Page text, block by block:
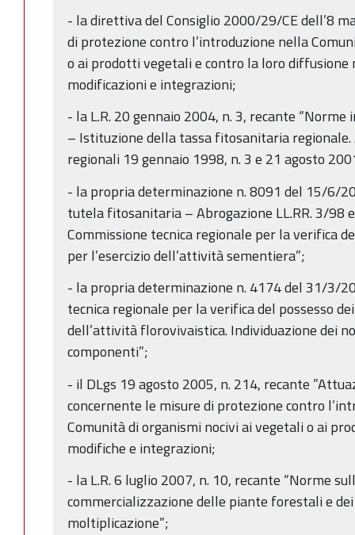
- la direttiva del Consiglio 2000/29/CE dell’8
di protezione contro l’introduzione nella
o ai prodotti vegetali e contro la loro diffusione
modificazioni e integrazioni;
- la L.R. 20 gennaio 2004, n. 3, recante
– Istituzione della tassa fitosanitaria regionale.
regionali 19 gennaio 1998, n. 3 e 21 agosto
- la propria determinazione n. 8091 del 15/6/
tutela fitosanitaria – Abrogazione LL.RR. 3/98
Commissione tecnica regionale per la verifica
per l’esercizio dell’attività sementiera”;
- la propria determinazione n. 4174 del 31/3/
tecnica regionale per la verifica del possesso
dell’attività florovivaistica. Individuazione dei
componenti”;
- il DLgs 19 agosto 2005, n. 214, recante
concernente le misure di protezione contro
Comunità di organismi nocivi ai vegetali o ai
modifiche e integrazioni;
- la L.R. 6 luglio 2007, n. 10, recante “Norme
commercializzazione delle piante forestali e
moltiplicazione”;